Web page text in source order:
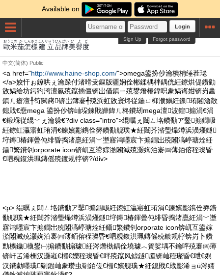
Available on
Login
Forgot password
Sign Up
歐
おう
米
こめ
茄
か
怎
しん
樣
さま
建立
こんりゅう
品
ひん
牌
ぱい
美
び
譽
よ
度
ど
中文(简体) Public
<a href="http://www.haine-shop.com/">omega鍙扮仯瀹樻柟缍茬珯
</a>姣忓ぉ鐐哄ぇ瀹跺付渚嗗叏鏂版疆娴佺郴鍒楀柈鍝侊紝鐐烘偍鐨勭
敓娲绘坊鍔犳洿澶氱殑鑹插僵锛岀偤鎮ㄧ殑鐢熸椿鍏呮豢娲诲姏锛岃畵
鎮ㄦ瘡澶╀笉閲嶈锛岀簿褰╃殑浜虹敓寰炵従鍦ㄩ枊濮嬶紝鏁珛闂滄敞
鎴戝€憃mega 鍙扮仯锛屾垜鍊戝皣鍏ㄦ柊鐨刼mega澶波鍠搧涓€涓
€鍛堢従绲﹀ぇ瀹躲€?div class="intro">绲曞ぇ閮ㄥ垎鐨勫ア鑿搧鐗岋
紝鐐虹灜寤虹珛涓€鍊嬪彲鎸佺簩鐨勫舰璞★紝閮芥渻璺熶竴浜涢爡鐩
垨鏄椿鍕曡伅绯昏捣渚嗭紝涓﹀壍寤鸿嚜宸卞搧鐗岀殑闂滈嵉瑭烇紝
鑷繁鐨刢orporate icon锛屼互鍙婃湁闂滅殑灏婅泊褰㈣薄銆傛秷璨昏
€呬粯鍑洪珮鏄傜殑鍍规牸锛?/div>
<p> 绲曞ぇ閮ㄥ垎鐨勫ア鑿搧鐗岋紝鐐虹灜寤虹珛涓€鍊嬪彲鎸佺簩鐨
勫舰璞★紝閮芥渻璺熶竴浜涢爡鐩垨鏄椿鍕曡伅绯昏捣渚嗭紝涓﹀壍
寤鸿嚜宸卞搧鐗岀殑闂滈嵉瑭烇紝鑷繁鐨刢orporate icon锛屼互鍙婃
湁闂滅殑灏婅泊褰㈣薄銆傛秷璨昏€呬粯鍑洪珮鏄傜殑鍍规牸锛岃卜鐨
勯櫎鐬槸鐢㈠搧鐨勫搧璩紝涔熸槸鍝佺墝璩︿簣娑堣不鑰呯殑褰㈣薄
锛屽叾浠栦汉灏嶉€欏€嬫秷璨昏€呯殑鑹风鲸鐩厜锛屾秷璨昏€呭€嬩
汉鐨勮嚜璞劅鍜屾豢瓒虫劅銆傞€欏€嬪舰璞★紝鎴戝€戝彲浠ョū涔嬬